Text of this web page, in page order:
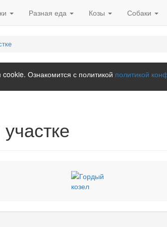
Разная еда Козы Собаки
Ознакомится с политикой политикой